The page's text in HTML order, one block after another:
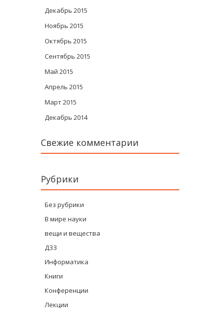
Декабрь 2015
Ноябрь 2015
Октябрь 2015
Сентябрь 2015
Май 2015
Апрель 2015
Март 2015
Декабрь 2014
Свежие комментарии
Рубрики
Без рубрики
В мире науки
вещи и вещества
ДЗЗ
Информатика
Книги
Конференции
Лекции